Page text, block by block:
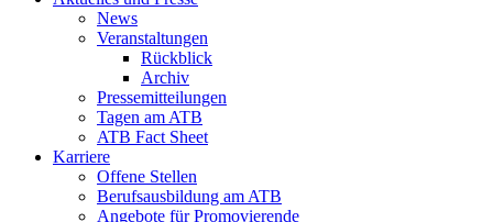
News
Veranstaltungen
Rückblick
Archiv
Pressemitteilungen
Tagen am ATB
ATB Fact Sheet
Karriere
Offene Stellen
Berufsausbildung am ATB
Angebote für Promovierende